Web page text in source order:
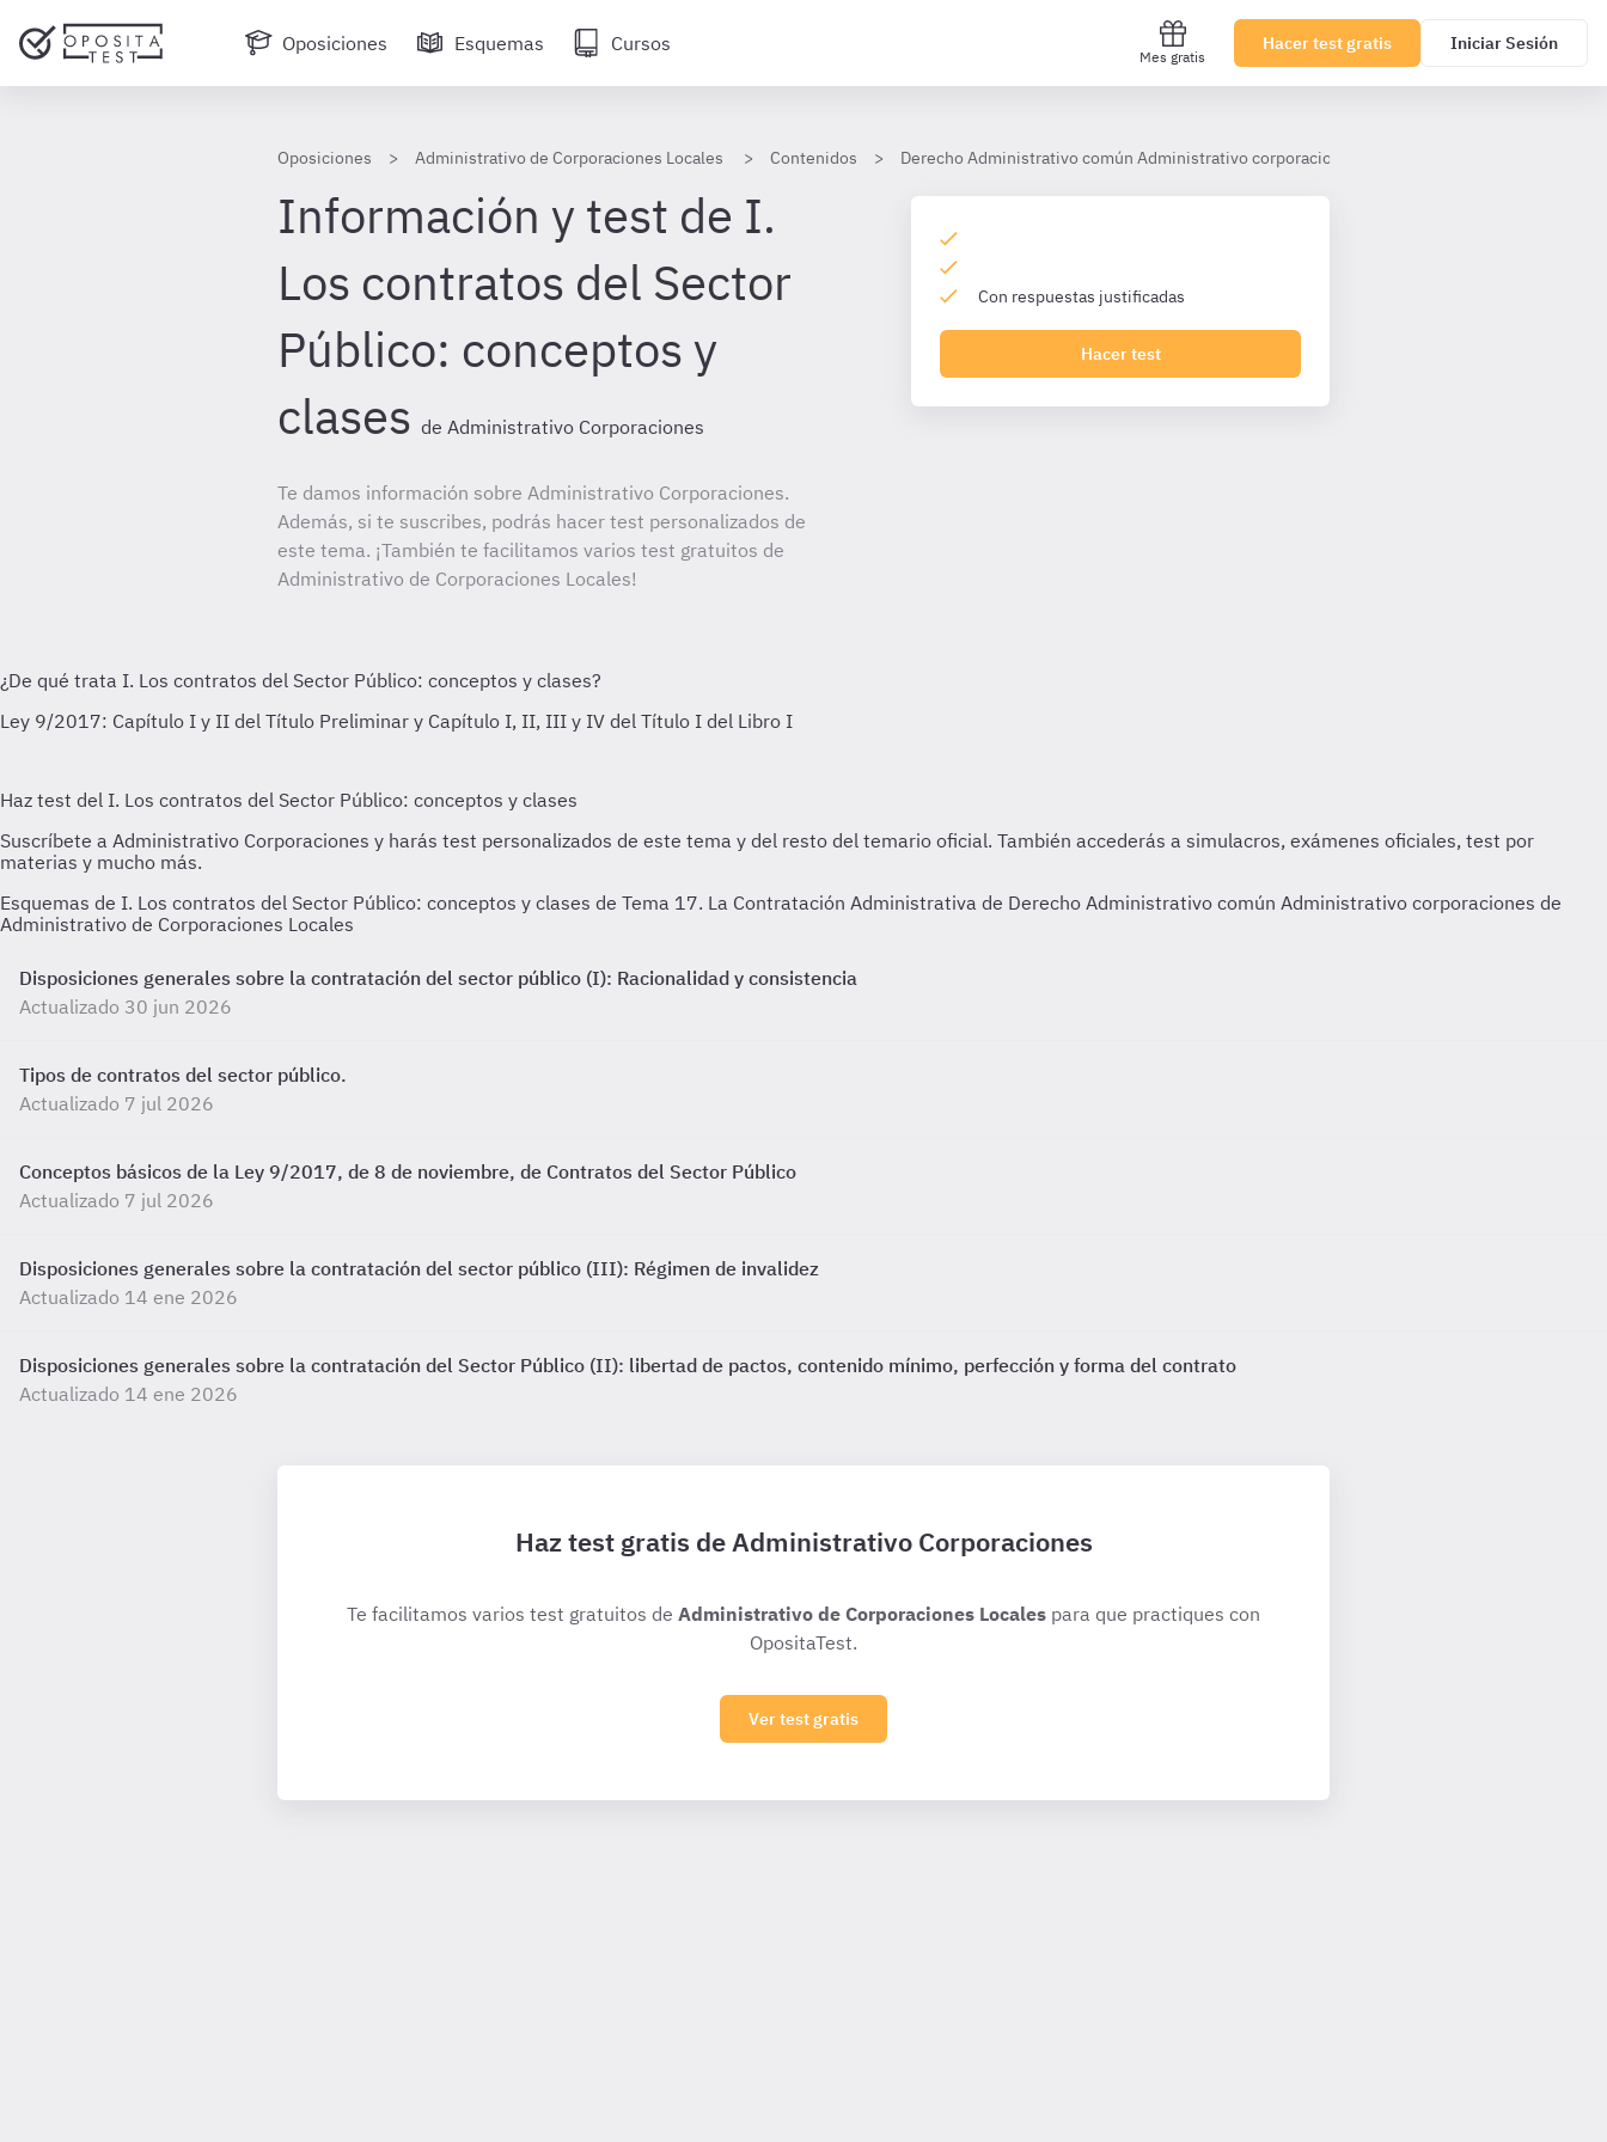
Oposiciones Esquemas Cursos
Mes gratis
Hacer test gratis Iniciar Sesión
Oposiciones Administrativo de Corporaciones Locales Contenidos Derecho Administrativo común Administrativo corporaciones
Información y test de I.
Los contratos del Sector
Público: conceptos y
clases de Administrativo Corporaciones
Te damos información sobre Administrativo Corporaciones.
Además, si te suscribes, podrás hacer test personalizados de
este tema. ¡También te facilitamos varios test gratuitos de
Administrativo de Corporaciones Locales!
Con respuestas justificadas
Hacer test
Esquemas de I. Los contratos del Sector Público: conceptos y clases de Tema 17. La Contratación Administrativa de Derecho Administrativo común Administrativo corporaciones de
Administrativo de Corporaciones Locales
Disposiciones generales sobre la contratación del sector público (I): Racionalidad y consistencia
Actualizado 30 jun 2026
Tipos de contratos del sector público.
Actualizado 7 jul 2026
Conceptos básicos de la Ley 9/2017, de 8 de noviembre, de Contratos del Sector Público
Actualizado 7 jul 2026
Disposiciones generales sobre la contratación del sector público (III): Régimen de invalidez
Actualizado 14 ene 2026
Disposiciones generales sobre la contratación del Sector Público (II): libertad de pactos, contenido mínimo, perfección y forma del contrato
Actualizado 14 ene 2026
Haz test gratis de Administrativo Corporaciones
Te facilitamos varios test gratuitos de Administrativo de Corporaciones Locales para que practiques con
OpositaTest.
Ver test gratis